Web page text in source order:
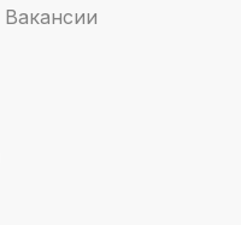
Вакансии